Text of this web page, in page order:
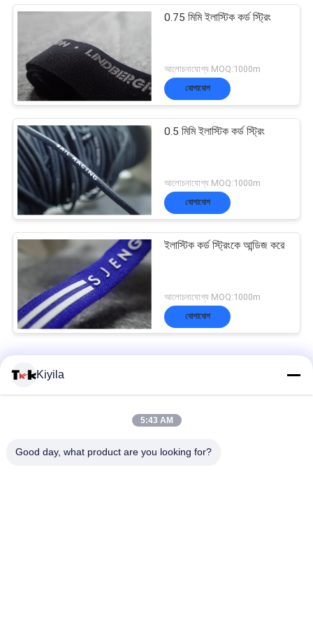
0.75 মিমি ইলাস্টিক কর্ড স্ট্রিং
আলোচনাযোগ্য MOQ:1000m
যোগাযোগ
0.5 মিমি ইলাস্টিক কর্ড স্ট্রিং
আলোচনাযোগ্য MOQ:1000m
যোগাযোগ
ইলাস্টিক কর্ড স্ট্রিংকে আন্ডিজ করে
আলোচনাযোগ্য MOQ:1000m
যোগাযোগ
কাস্টম লোগো এবং গার্মেন্ট কোট জ্যাকেট জন্য অ- স্লিপ সিলিকন ইলাস্টিক টেপ
উচ্চ তানতা 3cm অ ইলাস্টিক কর্ড ফ্লাট নাইলন কর্ড ই এম / ODM উপলভ্য
100% পলিয়েস্টার / নাইলন বোনা উল্লম্ব লোগো সঙ্গে ইলাস্টিক রিবন ঢেকে
Kiyila
5:43 AM
Good day, what product are you looking for?